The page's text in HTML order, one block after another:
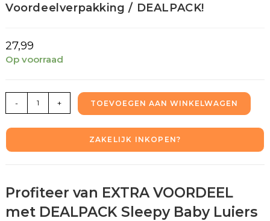
Voordeelverpakking / DEALPACK!
27,99
Op voorraad
- + TOEVOEGEN AAN WINKELWAGEN
ZAKELIJK INKOPEN?
Profiteer van EXTRA VOORDEEL
met DEALPACK Sleepy Baby Luiers